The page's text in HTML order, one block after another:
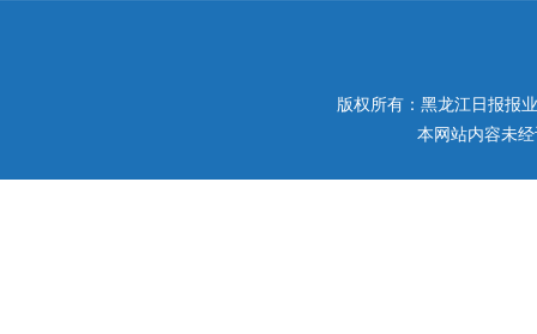
版权所有：黑龙江日报报
本网站内容未